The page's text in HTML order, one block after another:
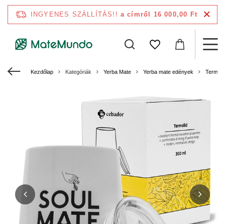
INGYENES SZÁLLÍTÁS!! a címről 16 000,00 Ft
Kezdőlap Kategóriák Yerba Mate Yerba mate edények